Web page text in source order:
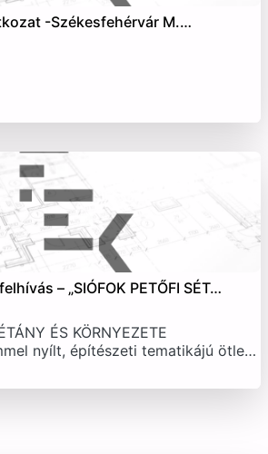
-Székesfehérvár M.…
– „SIÓFOK PETŐFI SÉT…
ÉS KÖRNYEZETE
nyílt, építészeti tematikájú ötle…